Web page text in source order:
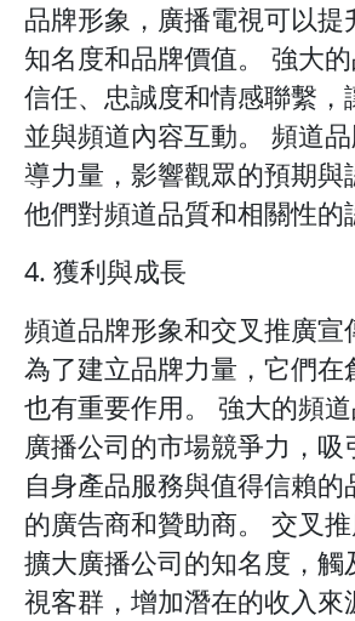
品牌形象，廣播電視可以提
知名度和品牌價值。 強大
信任、忠誠度和情感聯繫，
並與頻道內容互動。 頻道
導力量，影響觀眾的預期與
他們對頻道品質和相關性的
4. 獲利與成長
頻道品牌形象和交叉推廣宣
為了建立品牌力量，它們在
也有重要作用。 強大的頻
廣播公司的市場競爭力，吸
自身產品服務與值得信賴的
的廣告商和贊助商。 交叉
擴大廣播公司的知名度，觸
視客群，增加潛在的收入來